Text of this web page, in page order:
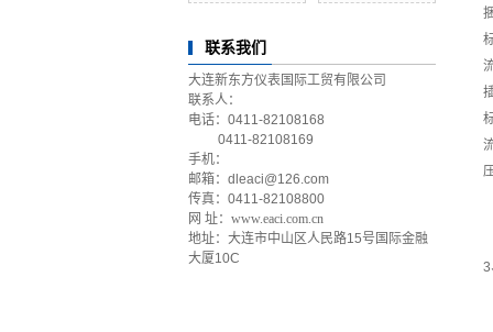
联系我们
大连新东方仪表国际工贸有限公司
联系人：
电话：0411-82108168
0411-82108169
手机：
邮箱：dleaci@126.com
传真：0411-82108800
网 址： www.eaci.com.cn
地址：大连市中山区人民路15号国际金融
大厦10C
3